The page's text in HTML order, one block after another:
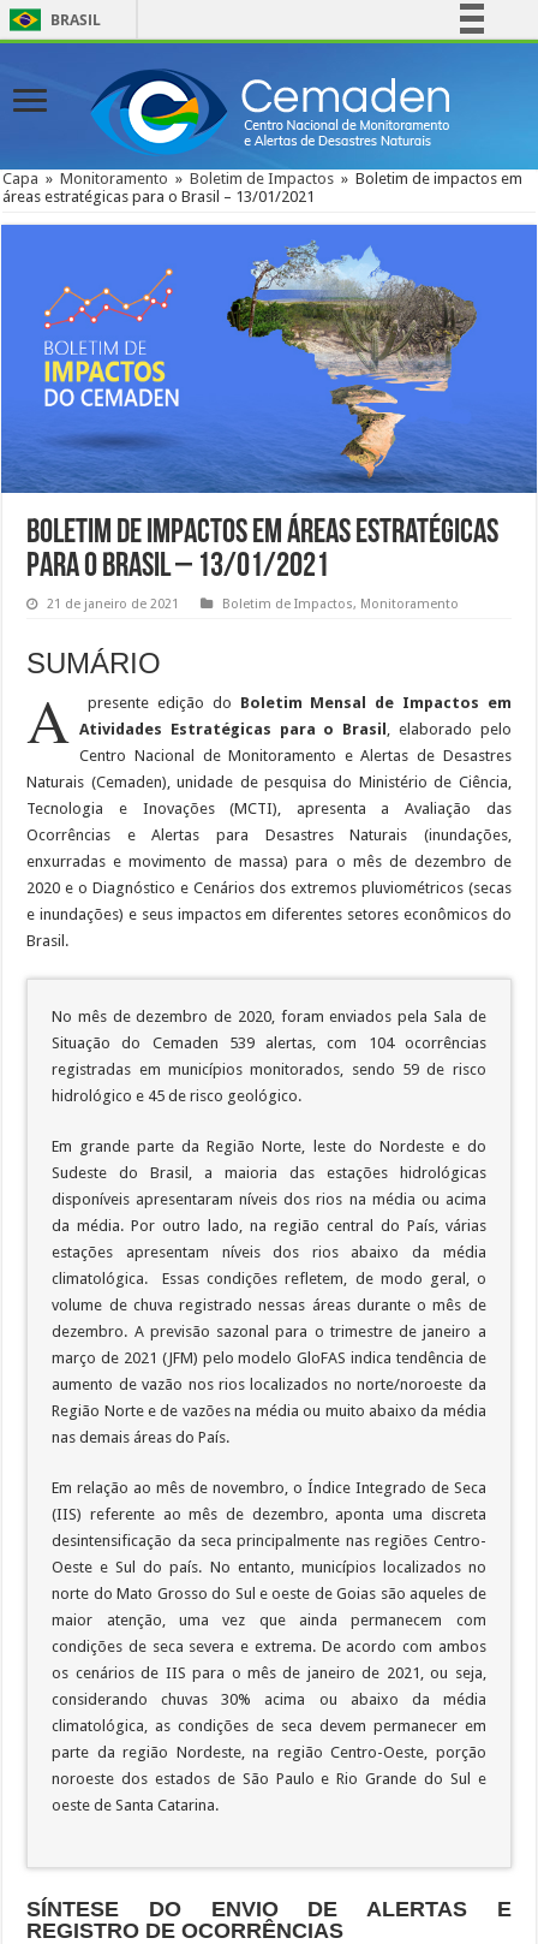
BRASIL
Comunica BR
Participe
Acesso à informação
Capa » Monitoramento » Boletim de Impactos » Boletim de impactos em
áreas estratégicas para o Brasil – 13/01/2021
Boletim de impactos em áreas estratégicas
para o Brasil – 13/01/2021
21 de janeiro de 2021 Boletim de Impactos, Monitoramento
SUMÁRIO
A presente edição do Boletim Mensal de Impactos em
Atividades Estratégicas para o Brasil
, elaborado pelo
Centro Nacional de Monitoramento e Alertas de Desastres
Naturais (Cemaden), unidade de pesquisa do Ministério de Ciência,
Tecnologia e Inovações (MCTI), apresenta a Avaliação das
Ocorrências e Alertas para Desastres Naturais (inundações,
enxurradas e movimento de massa) para o mês de dezembro de
2020 e o Diagnóstico e Cenários dos extremos pluviométricos (secas
e inundações) e seus impactos em diferentes setores econômicos do
Brasil.
No mês de dezembro de 2020, foram enviados pela Sala de
Situação do Cemaden 539 alertas, com 104 ocorrências
registradas em municípios monitorados, sendo 59 de risco
hidrológico e 45 de risco geológico.
Em grande parte da Região Norte, leste do Nordeste e do
Sudeste do Brasil, a maioria das estações hidrológicas
disponíveis apresentaram níveis dos rios na média ou acima
da média. Por outro lado, na região central do País, várias
estações apresentam níveis dos rios abaixo da média
climatológica. Essas condições refletem, de modo geral, o
volume de chuva registrado nessas áreas durante o mês de
dezembro. A previsão sazonal para o trimestre de janeiro a
março de 2021 (JFM) pelo modelo GloFAS indica tendência de
aumento de vazão nos rios localizados no norte/noroeste da
Região Norte e de vazões na média ou muito abaixo da média
nas demais áreas do País.
Em relação ao mês de novembro, o Índice Integrado de Seca
(IIS) referente ao mês de dezembro, aponta uma discreta
desintensificação da seca principalmente nas regiões Centro-
Oeste e Sul do país. No entanto, municípios localizados no
norte do Mato Grosso do Sul e oeste de Goias são aqueles de
maior atenção, uma vez que ainda permanecem com
condições de seca severa e extrema. De acordo com ambos
os cenários de IIS para o mês de janeiro de 2021, ou seja,
considerando chuvas 30% acima ou abaixo da média
climatológica, as condições de seca devem permanecer em
parte da região Nordeste, na região Centro-Oeste, porção
noroeste dos estados de São Paulo e Rio Grande do Sul e
oeste de Santa Catarina.
SÍNTESE DO ENVIO DE ALERTAS E
REGISTRO DE OCORRÊNCIAS